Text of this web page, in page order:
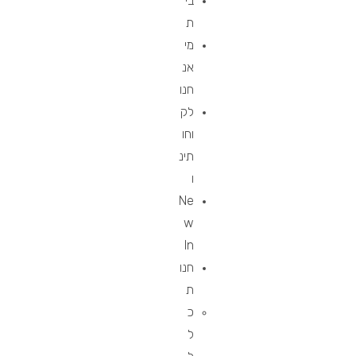
ת
מי
אנ
חנו
לק
וחו
תינ
ו
Ne
w
In
חנו
ת
כ
ל